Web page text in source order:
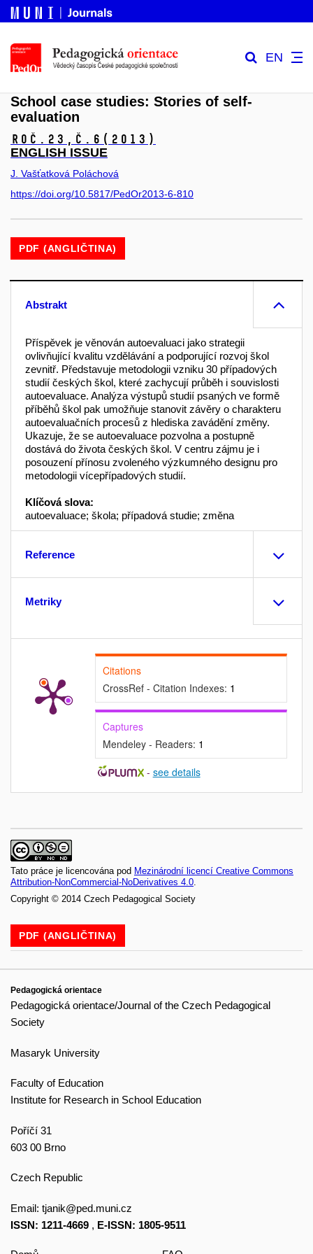
EN
School case studies: Stories of self-
evaluation
Roč.23, č.6 (2013)
ENGLISH ISSUE
J. Vašťatková Poláchová
https://doi.org/10.5817/PedOr2013-6-810
PDF (ANGLIČTINA)
Abstrakt
Příspěvek je věnován autoevaluaci jako strategii
ovlivňující kvalitu vzdělávání a podporující rozvoj škol
zevnitř. Představuje metodologii vzniku 30 případových
studií českých škol, které zachycují průběh i souvislosti
autoevaluace. Analýza výstupů studií psaných ve formě
příběhů škol pak umožňuje stanovit závěry o charakteru
autoevaluačních procesů z hlediska zavádění změny.
Ukazuje, že se autoevaluace pozvolna a postupně
dostává do života českých škol. V centru zájmu je i
posouzení přínosu zvoleného výzkumného designu pro
metodologii vícepřípadových studií.
Klíčová slova:
autoevaluace; škola; případová studie; změna
Reference
Metriky
Citations
CrossRef - Citation Indexes: 1
Captures
Mendeley - Readers: 1
- see details
Tato práce je licencována pod Mezinárodní licencí Creative Commons
Attribution-NonCommercial-NoDerivatives 4.0.
Copyright © 2014 Czech Pedagogical Society
PDF (ANGLIČTINA)
Pedagogická orientace
Pedagogická orientace/Journal of the Czech Pedagogical
Society
Masaryk University
Faculty of Education
Institute for Research in School Education
Poříčí 31
603 00 Brno
Czech Republic
Email: tjanik@ped.muni.cz
ISSN: 1211-4669 , E-ISSN: 1805-9511